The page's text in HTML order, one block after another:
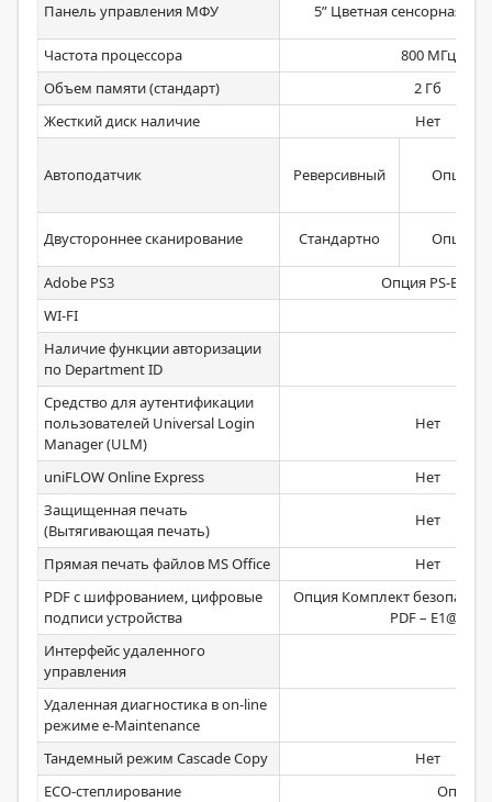
Панель управления МФУ 5” Цветная сенсорная
Частота процессора
800 МГц
Объем памяти (стандарт)
2 Гб
Жесткий диск наличие
Нет
Автоподатчик Реверсивный Опция
Двустороннее сканирование Стандартно Опция
Adobe PS3
Опция PS-BK1
WI-FI
Наличие функции авторизации
по Department ID
Средство для аутентификации
пользователей Universal Login
Manager (ULM)
Нет
uniFLOW Online Express
Нет
Защищенная печать
(Вытягивающая печать)
Нет
Прямая печать файлов MS Office
Нет
PDF с шифрованием, цифровые
подписи устройства
Опция Комплект
PDF – E1@E
Интерфейс удаленного
управления
Удаленная диагностика в on-line
режиме e-Maintenance
Тандемный режим Cascade Copy
Нет
ECO-степлирование
Опция